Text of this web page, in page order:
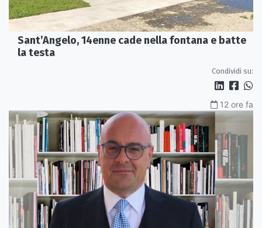
Sant’Angelo, 14enne cade nella fontana e batte
la testa
Condividi su:
12 ore fa